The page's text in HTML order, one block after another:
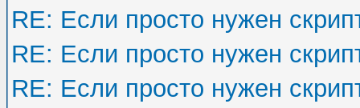
RE: Если просто нужен
RE: Если просто нужен
RE: Если просто нужен